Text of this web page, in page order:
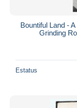
Bountiful Land -
Grinding
Estatus